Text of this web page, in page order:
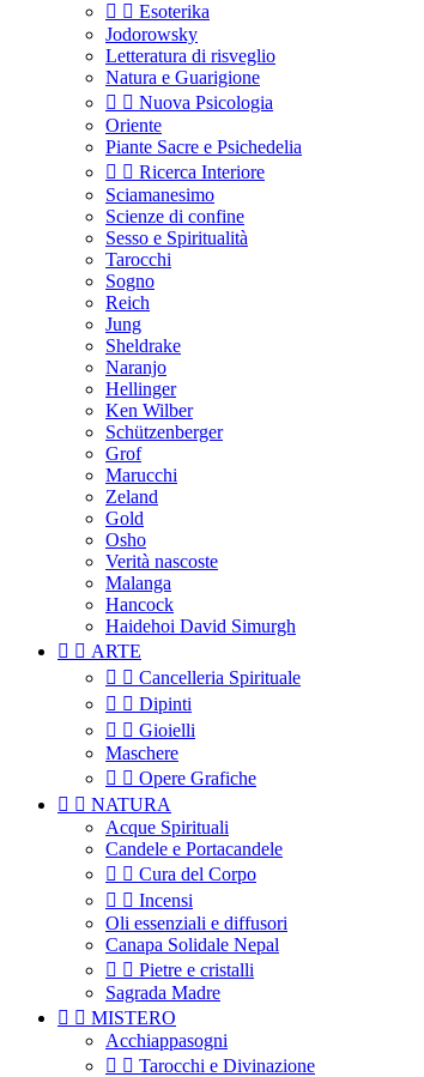
  Esoterika
Jodorowsky
Letteratura di risveglio
Natura e Guarigione
  Nuova Psicologia
Oriente
Piante Sacre e Psichedelia
  Ricerca Interiore
Sciamanesimo
Scienze di confine
Sesso e Spiritualità
Tarocchi
Sogno
Reich
Jung
Sheldrake
Naranjo
Hellinger
Ken Wilber
Schützenberger
Grof
Marucchi
Zeland
Gold
Osho
Verità nascoste
Malanga
Hancock
Haidehoi David Simurgh
  ARTE
  Cancelleria Spirituale
  Dipinti
  Gioielli
Maschere
  Opere Grafiche
  NATURA
Acque Spirituali
Candele e Portacandele
  Cura del Corpo
  Incensi
Oli essenziali e diffusori
Canapa Solidale Nepal
  Pietre e cristalli
Sagrada Madre
  MISTERO
Acchiappasogni
  Tarocchi e Divinazione